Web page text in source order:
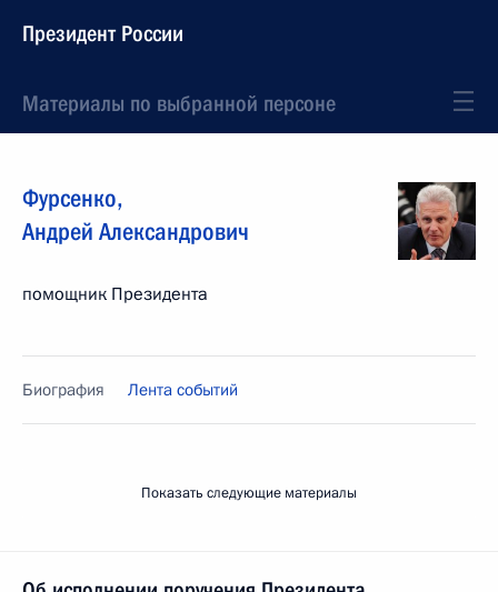
Президент России
Материалы по выбранной персоне
Фурсенко,
Андрей Александрович
помощник Президента
Биография Лента событий
Показать следующие материалы